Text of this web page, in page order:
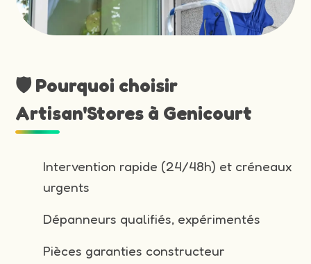
🛡️ Pourquoi choisir
Artisan'Stores à Genicourt
Intervention rapide (24/48h) et créneaux
urgents
Dépanneurs qualifiés, expérimentés
Pièces garanties constructeur